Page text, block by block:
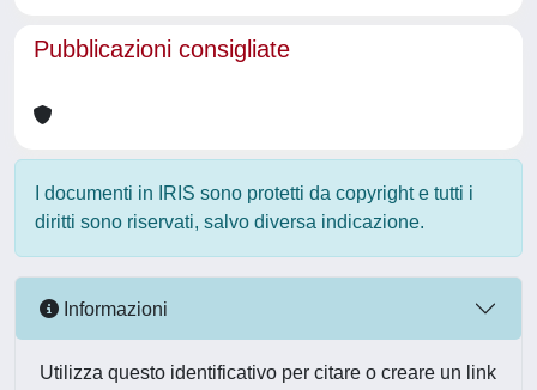
Pubblicazioni consigliate
I documenti in IRIS sono protetti da copyright e tutti i
diritti sono riservati, salvo diversa indicazione.
Informazioni
Utilizza questo identificativo per citare o creare un link